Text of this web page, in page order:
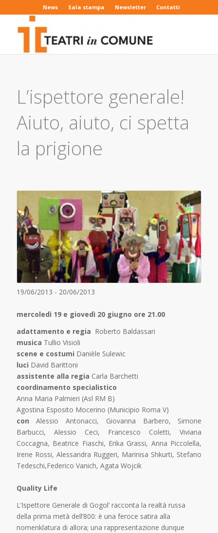
News Sala stampa Newsletter Contatti
L’ispettore generale!
Aiuto, aiuto, ci spetta
la prigione
19/06/2013 - 20/06/2013
mercoledì 19 e giovedì 20 giugno ore 21.00
adattamento e regia Roberto Baldassari
musica Tullio Visioli
scene e costumi Danièle Sulewic
luci David Barittoni
assistente alla regia Carla Barchetti
coordinamento specialistico
Anna Maria Palmieri (Asl RM B)
Agostina Esposito Mocerino (Municipio Roma V)
con Alessio Antonacci, Giovanna Barbero, Simone
Barbucci, Alessio Ceci, Francesco Coletti, Viviana
Coccagna, Beatrice Fiaschi, Erika Grassi, Anna Piccolella,
Irene Rossi, Alessandra Ruggeri, Marinisa Shkurti, Stefano
Tedeschi,Federico Vanich, Agata Wojcik
Quality Life
L’Ispettore Generale di Gogol’ racconta la realtà russa
della prima metà dell’800: è una feroce satira alla
nomenklatura di allora; una rappresentazione dunque